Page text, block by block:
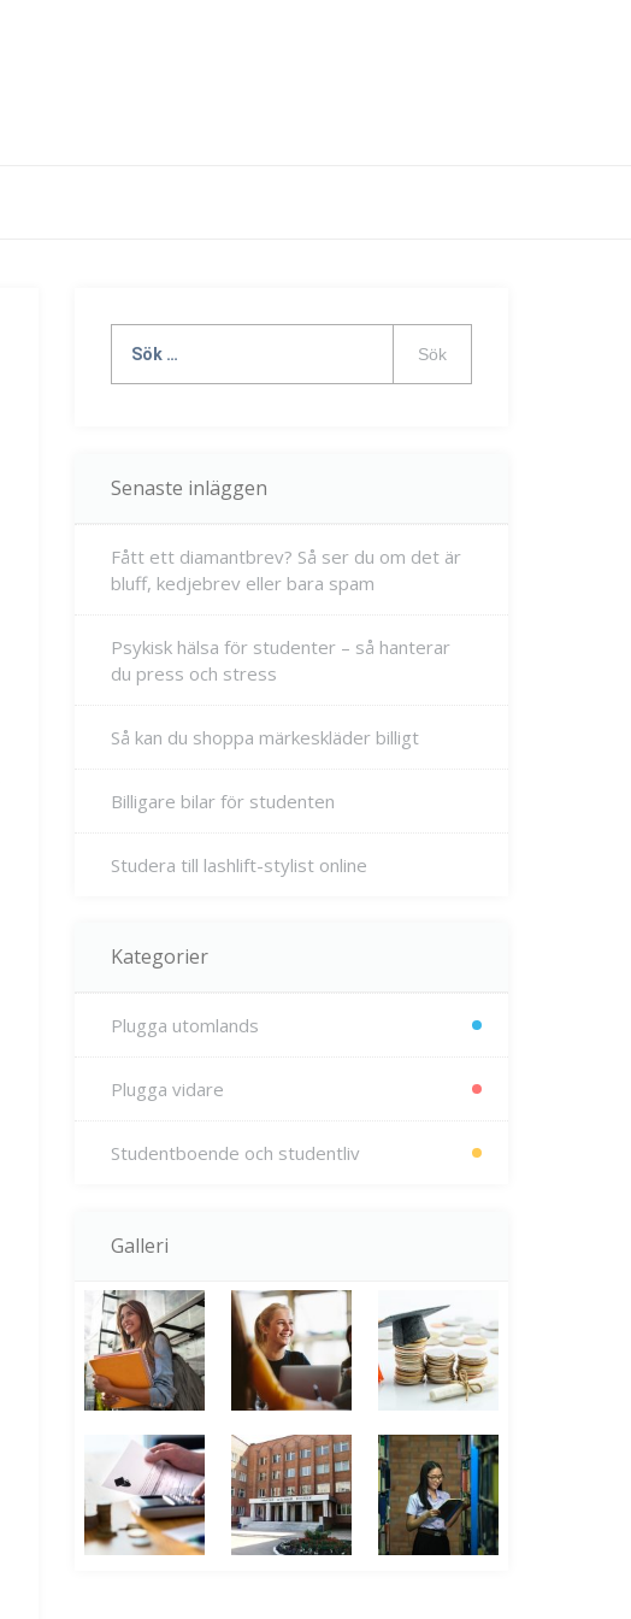
efter:
Senaste inläggen
Fått ett diamantbrev? Så ser du om det är
bluff, kedjebrev eller bara spam
Psykisk hälsa för studenter – så hanterar
du press och stress
Så kan du shoppa märkeskläder billigt
Billigare bilar för studenten
Studera till lashlift-stylist online
Kategorier
Plugga utomlands
Plugga vidare
Studentboende och studentliv
Galleri